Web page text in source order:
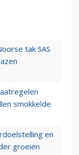
tak SAS
smokkelde
en
groeien